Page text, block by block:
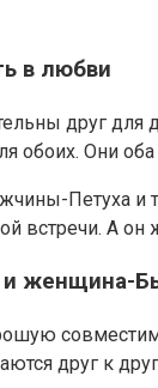
в любви
друг для
обоих. Они
Петуха и
встречи. А
и женщина-
друг к